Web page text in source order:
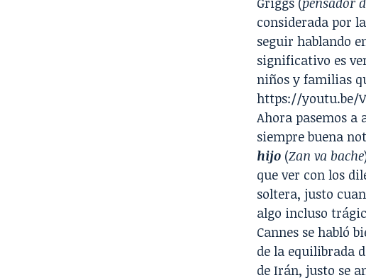
considerada por
seguir hablando
significativo es
niños y familias
https://youtu.be/
Ahora pasemos a
siempre buena
hijo (Zan va bache
que ver con los
soltera, justo
algo incluso
Cannes se habló
de la equilibrada
de Irán, justo se